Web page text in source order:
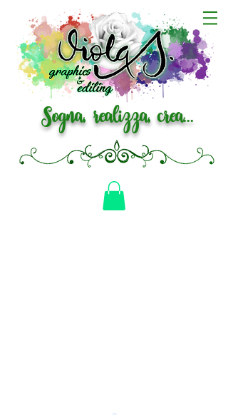
Sogna, realizza, crea...